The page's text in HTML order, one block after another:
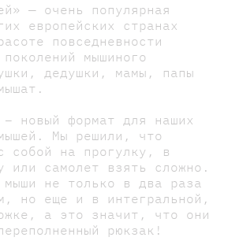
— очень популярная
европейских странах
повседневности
мышиного
дедушки, мамы, папы
– новый формат для наших
Мы решили, что
собой на прогулку, в
или самолет взять сложно.
не только в два раза
но еще и в интегральной,
а это значит, что они
рюкзак!